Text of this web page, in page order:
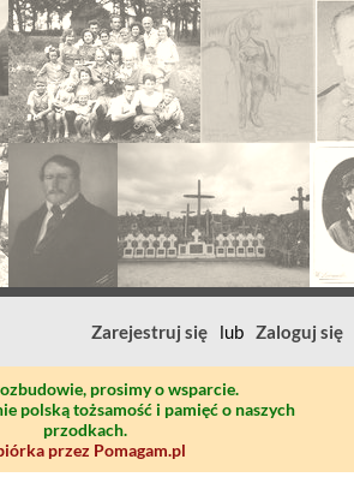
Zarejestruj się lub Zaloguj się
prosimy o wsparcie.
polską tożsamość i pamięć o naszych
przodkach.
przez Pomagam.pl